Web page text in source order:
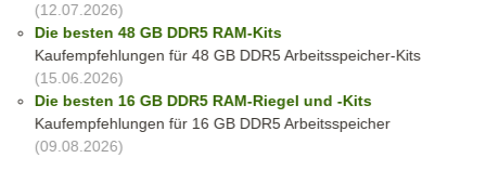
(12.07.2026)
Die besten 48 GB DDR5 RAM-Kits
Kaufempfehlungen für 48 GB DDR5 Arbeitsspeicher-Kits
(15.06.2026)
Die besten 16 GB DDR5 RAM-Riegel und -Kits
Kaufempfehlungen für 16 GB DDR5 Arbeitsspeicher
(09.08.2026)